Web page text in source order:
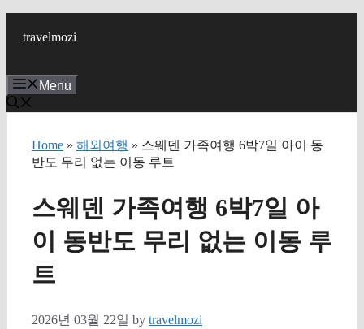
travelmozi
Menu
Home » 해외여행 » 스웨덴 가족여행 6박7일 아이 동
반도 무리 없는 이동 루트
스웨덴 가족여행 6박7일 아
이 동반도 무리 없는 이동 루
트
2026년 03월 22일 by travelmozi